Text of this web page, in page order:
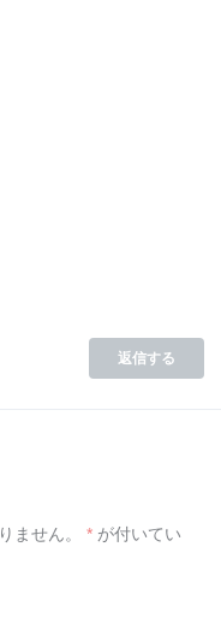
返信する
ません。 * が付いてい